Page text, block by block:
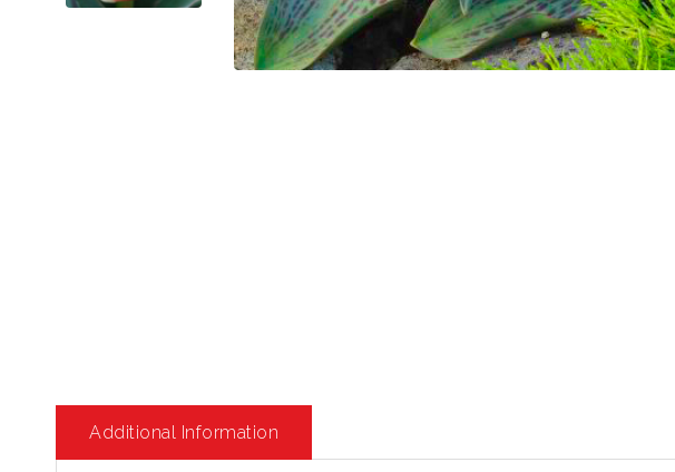
Additional Information